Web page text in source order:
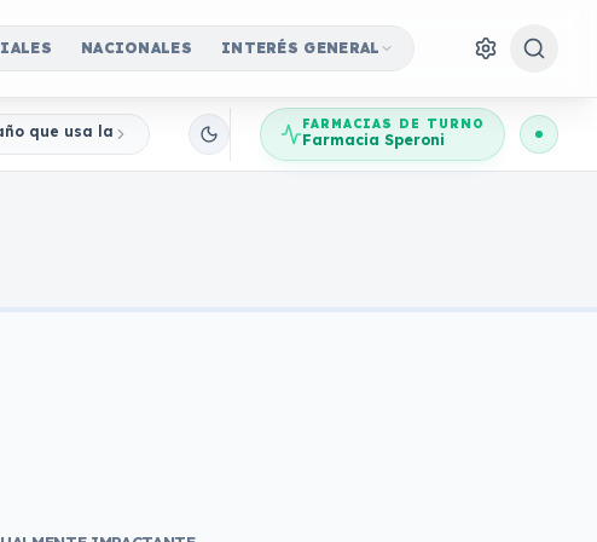
NACIONALES INTERÉS GENERAL
que usa la imagen del Banco Central para robar ahorros
FARMACIAS DE TURNO
Farmacia Speroni